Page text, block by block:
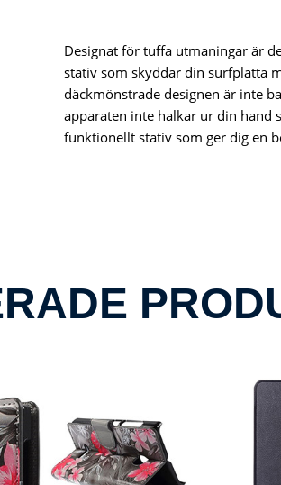
Designat för tuffa utmaningar är
stativ som skyddar din surfplatta
däckmönstrade designen är inte
apparaten inte halkar ur din hand
funktionellt stativ som ger dig en